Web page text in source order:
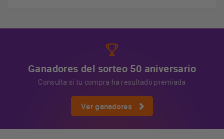
Ganadores del sorteo 50 aniversario
Consulta si tu compra ha resultado premiada
Ver ganadores